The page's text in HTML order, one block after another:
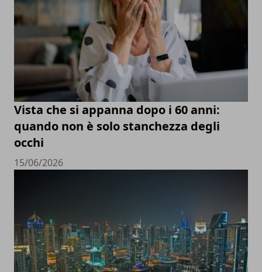
Vista che si appanna dopo i 60 anni:
quando non è solo stanchezza degli
occhi
15/06/2026